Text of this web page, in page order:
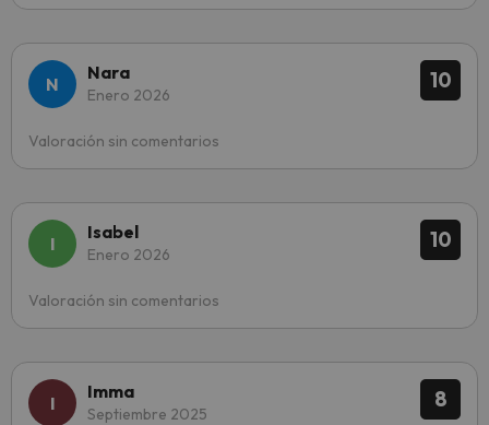
10
Nara
Enero 2026
Valoración sin comentarios
10
Isabel
Enero 2026
Valoración sin comentarios
8
Imma
Septiembre 2025